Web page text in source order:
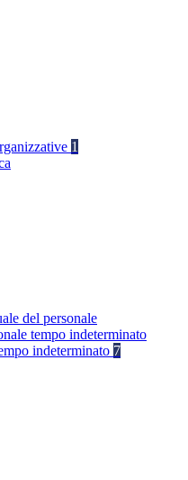
1
del personale
tempo indeterminato
indeterminato 7